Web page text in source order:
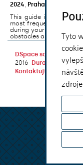
Tyto
2024
Praha
This guide introduces
most frequently at
during your studies. It
obstacles associated ...
DSpace software
2016
DuraSpace
Kontaktujte nás |